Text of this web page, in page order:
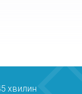
хвилин